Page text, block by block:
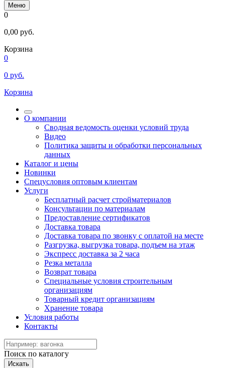
Меню
0
0,00 руб.
Корзина
0
0 руб.
Корзина
О компании
Сводная ведомость оценки условий труда
Видео
Политика защиты и обработки персональных
данных
Каталог и цены
Новинки
Спецусловия оптовым клиентам
Услуги
Бесплатный расчет стройматериалов
Консультации по материалам
Предоставление сертификатов
Доставка товара
Доставка товара по звонку с оплатой на месте
Разгрузка, выгрузка товара, подъем на этаж
Экспресс доставка за 2 часа
Резка металла
Возврат товара
Специальные условия строительным
организациям
Товарный кредит организациям
Хранение товара
Условия работы
Контакты
Поиск по каталогу
Искать